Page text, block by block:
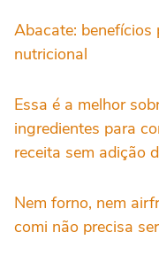
Abacate: benefícios
nutricional
Essa é a melhor
ingredientes para
receita sem adição
Nem forno, nem
comi não precisa